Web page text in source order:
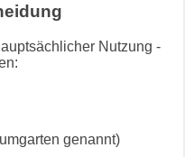
Nutzung -
genannt)